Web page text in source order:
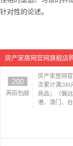
针对性的论述。
房产家居网官网旗舰店
房产家居网
次累计满200
商品；（偏
港、澳门、台